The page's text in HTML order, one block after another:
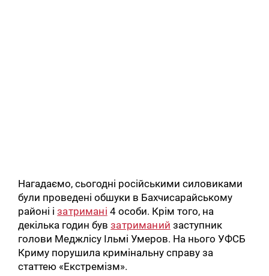
Нагадаємо, сьогодні російськими силовиками
були проведені обшуки в Бахчисарайському
районі ізатримані 4 особи. Крім того, на
декілька годин бувзатриманий заступник
голови Меджлісу Ільмі Умеров. На нього УФСБ
Криму порушила кримінальну справу за
статтею «Екстремізм».